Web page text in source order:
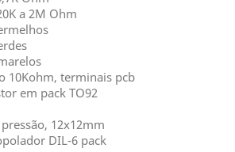
a 2M Ohm
10Kohm, terminais pcb
em pack TO92
12x12mm
DIL-6 pack